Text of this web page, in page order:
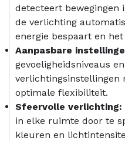
detecteert bewegingen
de verlichting
energie bespaart en
Aanpasbare
gevoeligheidsniveaus
verlichtingsinstellingen
optimale flexibiliteit.
Sfeervolle verlichting:
in elke ruimte door te
kleuren en